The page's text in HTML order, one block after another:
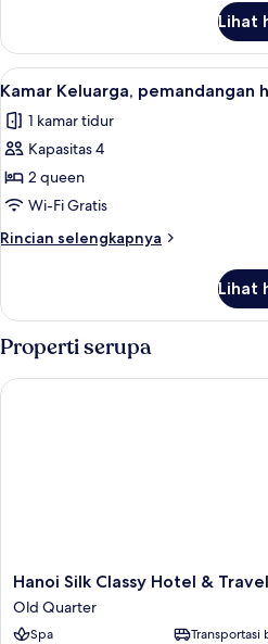
Kamar
Triple
Deluks,
halaman
Lihat
Lihat
semua
foto
untuk
Kamar
Keluarga,
pemandangan
halaman
9
Kamar Keluarga, pemandangan
1 kamar tidur
Kapasitas 4
2 queen
Wi-Fi Gratis
Rincian selengkapnya
Rincian
Kamar
Keluarga,
pemandangan
halaman
Lihat
Properti serupa
Hanoi
Silk
Classy
Hotel
Hanoi Silk Classy Hotel & Travel
Old Quarter
Spa
Transportasi
Hanoi Silk Classy Hotel & Travel